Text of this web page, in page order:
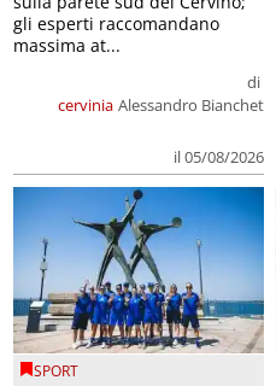
cervinia
di
Alessandro Bianchet
il 05/08/2026
gli esperti raccomandano
massima at...
SPORT